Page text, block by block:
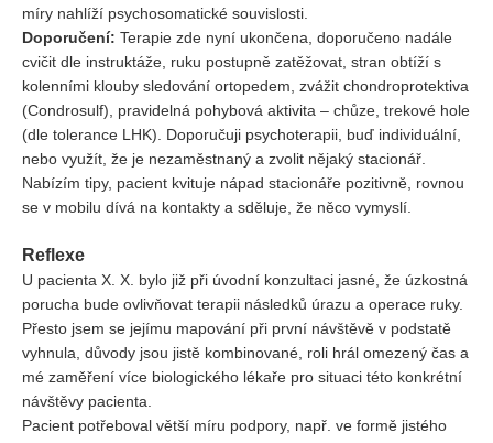
míry nahlíží psychosomatické souvislosti.
Doporučení: Terapie zde nyní ukončena, doporučeno nadále
cvičit dle instruktáže, ruku postupně zatěžovat, stran obtíží s
kolenními klouby sledování ortopedem, zvážit chondroprotektiva
(Condrosulf), pravidelná pohybová aktivita – chůze, trekové hole
(dle tolerance LHK). Doporučuji psychoterapii, buď individuální,
nebo využít, že je nezaměstnaný a zvolit nějaký stacionář.
Nabízím tipy, pacient kvituje nápad stacionáře pozitivně, rovnou
se v mobilu dívá na kontakty a sděluje, že něco vymyslí.
Reflexe
U pacienta X. X. bylo již při úvodní konzultaci jasné, že úzkostná
porucha bude ovlivňovat terapii následků úrazu a operace ruky.
Přesto jsem se jejímu mapování při první návštěvě v podstatě
vyhnula, důvody jsou jistě kombinované, roli hrál omezený čas a
mé zaměření více biologického lékaře pro situaci této konkrétní
návštěvy pacienta.
Pacient potřeboval větší míru podpory, např. ve formě jistého